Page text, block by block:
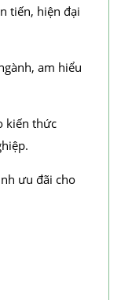
tiến, hiện đại
am hiểu
kiến thức
ưu đãi cho